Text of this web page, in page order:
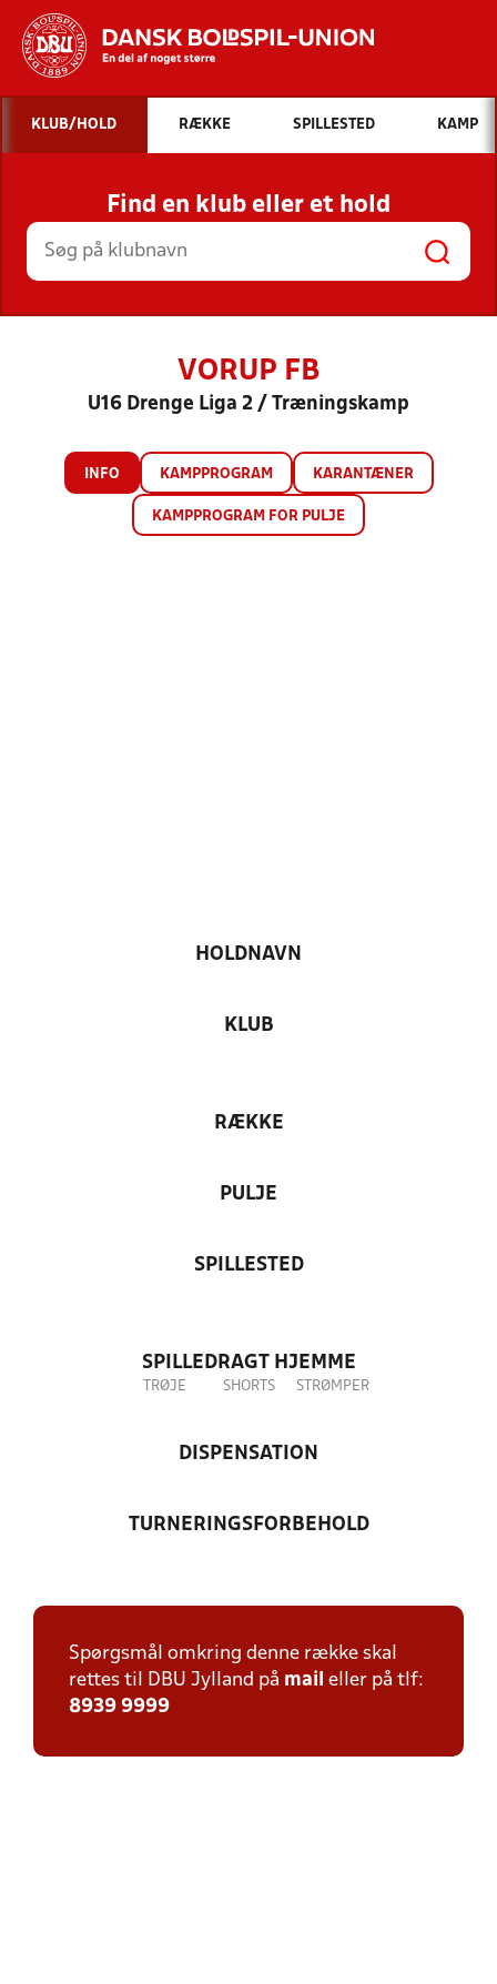
Hvad vil du søge efter?
INDHOLD OG NYHEDER
STILLINGER, RESULTATER, KLUBBER OG
HOLD
KLUB/HOLD RÆKKE SPILLESTED KAMP
Find en klub eller et hold
VORUP FB
U16 Drenge Liga 2 / Træningskamp
INFO KAMPPROGRAM KARANTÆNER
KAMPPROGRAM FOR PULJE
HOLDNAVN
KLUB
RÆKKE
PULJE
SPILLESTED
SPILLEDRAGT HJEMME
TRØJE SHORTS STRØMPER
DISPENSATION
TURNERINGSFORBEHOLD
Spørgsmål omkring denne række skal
rettes til DBU Jylland på mail eller på tlf:
8939 9999